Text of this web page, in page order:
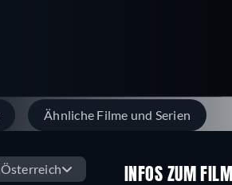
Ähnliche Filme und Serien
Österreich INFOS ZUM FILM